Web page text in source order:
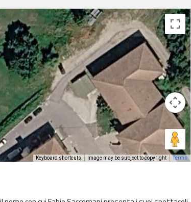
Keyboard shortcuts Image may be subject to copyright Terms